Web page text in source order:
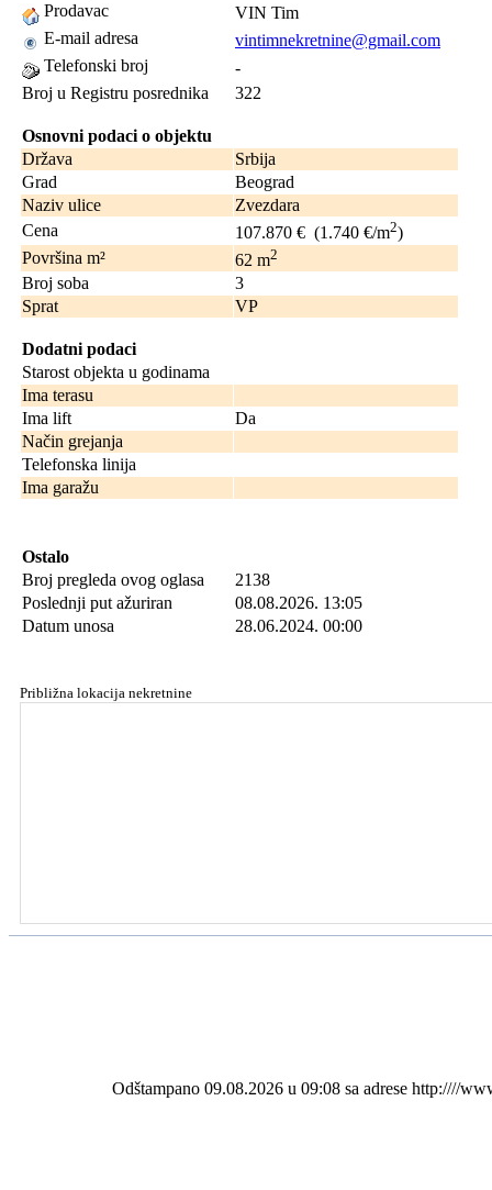
Prodavac
VIN Tim
E-mail adresa
vintimnekretnine@gmail.com
Telefonski broj
-
Broj u Registru posrednika
322
Osnovni podaci o objektu
Država
Srbija
Grad
Beograd
Naziv ulice
Zvezdara
Cena
107.870 € (1.740 €/m2)
Površina m²
62 m2
Broj soba
3
Sprat
VP
Dodatni podaci
Starost objekta u godinama
Ima terasu
Ima lift
Da
Način grejanja
Telefonska linija
Ima garažu
Ostalo
Broj pregleda ovog oglasa
2138
Poslednji put ažuriran
08.08.2026. 13:05
Datum unosa
28.06.2024. 00:00
Približna lokacija nekretnine
Odštampano 09.08.2026 u 09:08 sa adrese http:////